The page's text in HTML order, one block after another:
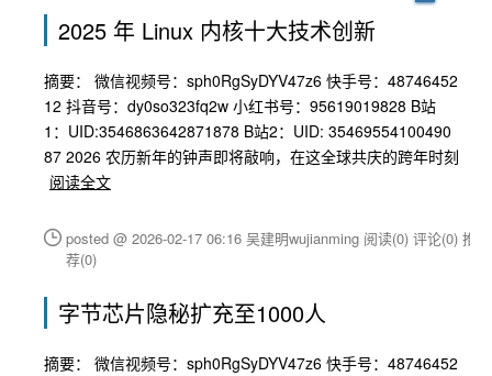
2025 年 Linux 内核十大技术创新
摘要： 微信视频号：sph0RgSyDYV47z6 快手号：48746452
12 抖音号：dy0so323fq2w 小红书号：95619019828 B站
1：UID:3546863642871878 B站2：UID: 35469554100490
87 2026 农历新年的钟声即将敲响，在这全球共庆的跨年时刻
阅读全文
posted @ 2026-02-17 06:16 吴建明wujianming 阅读(0) 评论(0) 推
荐(0)
字节芯片隐秘扩充至1000人
摘要： 微信视频号：sph0RgSyDYV47z6 快手号：48746452